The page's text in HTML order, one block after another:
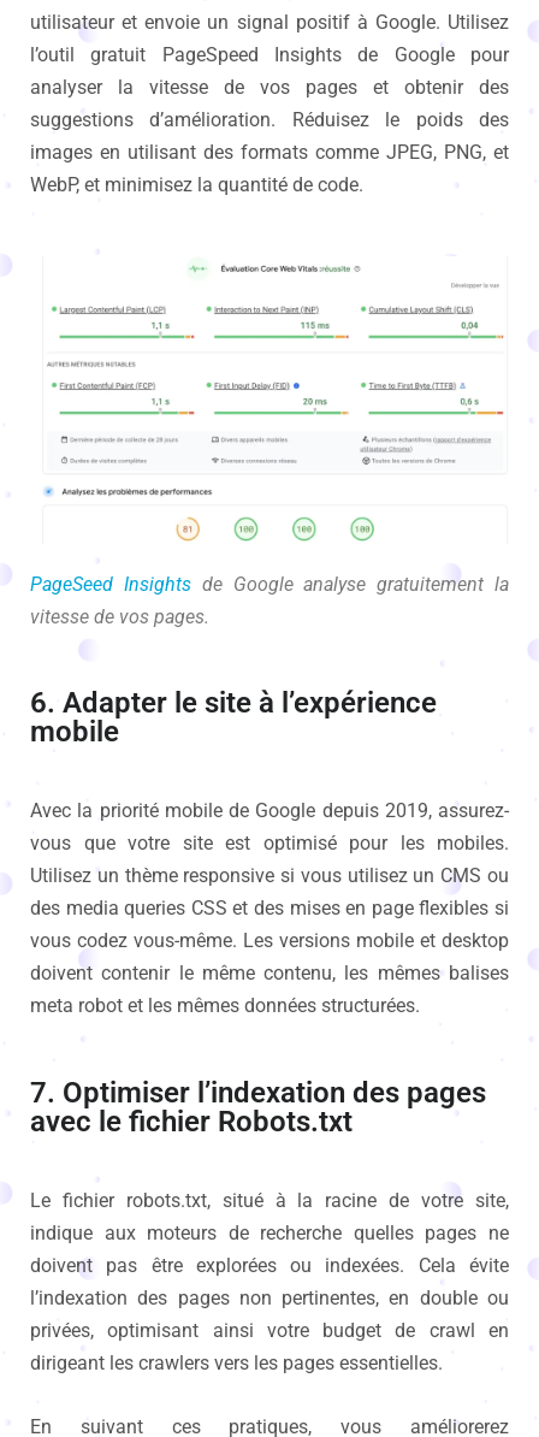
utilisateur et envoie un signal positif à Google. Utilisez
l’outil gratuit PageSpeed Insights de Google pour
analyser la vitesse de vos pages et obtenir des
suggestions d’amélioration. Réduisez le poids des
images en utilisant des formats comme JPEG, PNG, et
WebP, et minimisez la quantité de code.
PageSeed Insightsde Google analyse gratuitement la
vitesse de vos pages.
6. Adapter le site à l’expérience
mobile
Avec la priorité mobile de Google depuis 2019, assurez-
vous que votre site est optimisé pour les mobiles.
Utilisez un thème responsive si vous utilisez un CMS ou
des media queries CSS et des mises en page flexibles si
vous codez vous-même. Les versions mobile et desktop
doivent contenir le même contenu, les mêmes balises
meta robot et les mêmes données structurées.
7. Optimiser l’indexation des pages
avec le fichier Robots.txt
Le fichier robots.txt, situé à la racine de votre site,
indique aux moteurs de recherche quelles pages ne
doivent pas être explorées ou indexées. Cela évite
l’indexation des pages non pertinentes, en double ou
privées, optimisant ainsi votre budget de crawl en
dirigeant les crawlers vers les pages essentielles.
En suivant ces pratiques, vous améliorerez